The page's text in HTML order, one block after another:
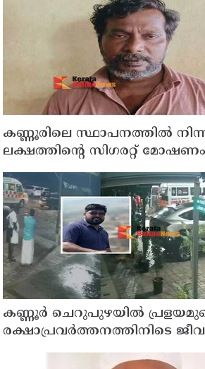
കണ്ണൂരിലെ സ്ഥാപനത്തിൽ
ലക്ഷത്തിന്റെ സിഗരറ്റ്
സ്വദേശിയായ സെയിൽസ്മാൻ
തെങ്കാശിയിൽ പിടിയിൽ
കണ്ണൂർ ചെറുപുഴയിൽ
രക്ഷാപ്രവർത്തനത്തിനിടെ
നഷ്ടപ്പെട്ട ആർ. രാജേഷിൻ്റെ